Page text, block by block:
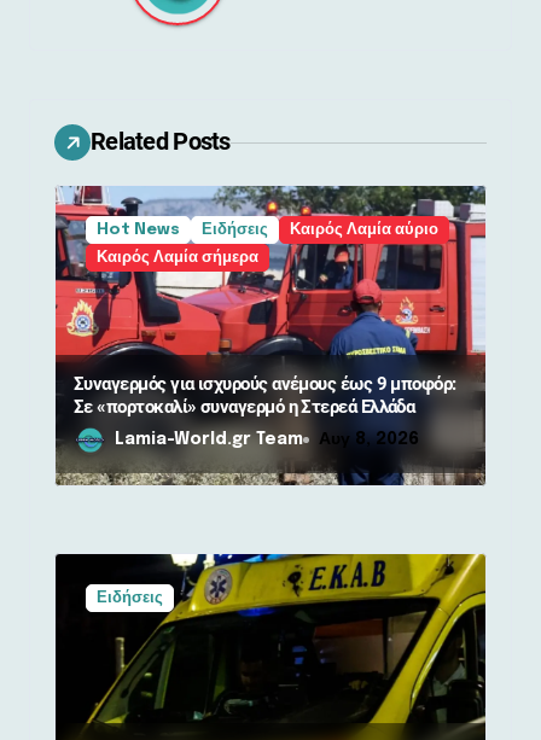
ά
ρ
θ
ρ
ω
ν
Related Posts
Hot News Ειδήσεις
Καιρός Λαμία αύριο
Καιρός Λαμία σήμερα
Συναγερμός για ισχυρούς ανέμους έως 9 μποφόρ:
Σε «πορτοκαλί» συναγερμό η Στερεά Ελλάδα
Lamia-World.gr Team Αυγ 8, 2026
Ειδήσεις